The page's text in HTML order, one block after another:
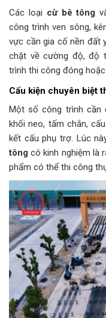
Các loại cừ bê tông
công trình ven sông,
vực cần gia cố nền đất
chặt về cường độ, độ
trình thi công đóng hoặc
Cấu kiện chuyên biệt
Một số công trình cần
khối neo, tấm chắn,
kết cấu phụ trợ. Lúc
tông có kinh nghiệm là
phẩm có thể thi công